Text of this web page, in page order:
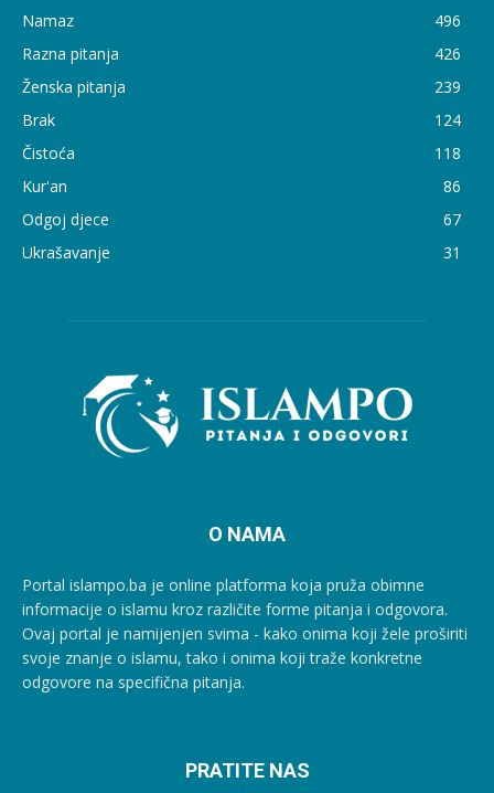
Namaz
496
Razna pitanja
426
Ženska pitanja
239
Brak
124
Čistoća
118
Kur'an
86
Odgoj djece
67
Ukrašavanje
31
O NAMA
Portal islampo.ba je online platforma koja pruža obimne
informacije o islamu kroz različite forme pitanja i odgovora.
Ovaj portal je namijenjen svima - kako onima koji žele proširiti
svoje znanje o islamu, tako i onima koji traže konkretne
odgovore na specifična pitanja.
PRATITE NAS